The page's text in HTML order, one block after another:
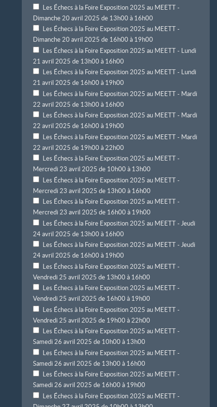
Les Échecs à la Foire Exposition 2025 au MEETT -
Dimanche 20 avril 2025 de 13h00 à 16h00
Les Échecs à la Foire Exposition 2025 au MEETT -
Dimanche 20 avril 2025 de 16h00 à 19h00
Les Échecs à la Foire Exposition 2025 au MEETT - Lundi
21 avril 2025 de 13h00 à 16h00
Les Échecs à la Foire Exposition 2025 au MEETT - Lundi
21 avril 2025 de 16h00 à 19h00
Les Échecs à la Foire Exposition 2025 au MEETT - Mardi
22 avril 2025 de 13h00 à 16h00
Les Échecs à la Foire Exposition 2025 au MEETT - Mardi
22 avril 2025 de 16h00 à 19h00
Les Échecs à la Foire Exposition 2025 au MEETT - Mardi
22 avril 2025 de 19h00 à 22h00
Les Échecs à la Foire Exposition 2025 au MEETT -
Mercredi 23 avril 2025 de 10h00 à 13h00
Les Échecs à la Foire Exposition 2025 au MEETT -
Mercredi 23 avril 2025 de 13h00 à 16h00
Les Échecs à la Foire Exposition 2025 au MEETT -
Mercredi 23 avril 2025 de 16h00 à 19h00
Les Échecs à la Foire Exposition 2025 au MEETT - Jeudi
24 avril 2025 de 13h00 à 16h00
Les Échecs à la Foire Exposition 2025 au MEETT - Jeudi
24 avril 2025 de 16h00 à 19h00
Les Échecs à la Foire Exposition 2025 au MEETT -
Vendredi 25 avril 2025 de 13h00 à 16h00
Les Échecs à la Foire Exposition 2025 au MEETT -
Vendredi 25 avril 2025 de 16h00 à 19h00
Les Échecs à la Foire Exposition 2025 au MEETT -
Vendredi 25 avril 2025 de 19h00 à 22h00
Les Échecs à la Foire Exposition 2025 au MEETT -
Samedi 26 avril 2025 de 10h00 à 13h00
Les Échecs à la Foire Exposition 2025 au MEETT -
Samedi 26 avril 2025 de 13h00 à 16h00
Les Échecs à la Foire Exposition 2025 au MEETT -
Samedi 26 avril 2025 de 16h00 à 19h00
Les Échecs à la Foire Exposition 2025 au MEETT -